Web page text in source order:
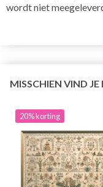
wordt niet
MISSCHIEN VIND
20% korting